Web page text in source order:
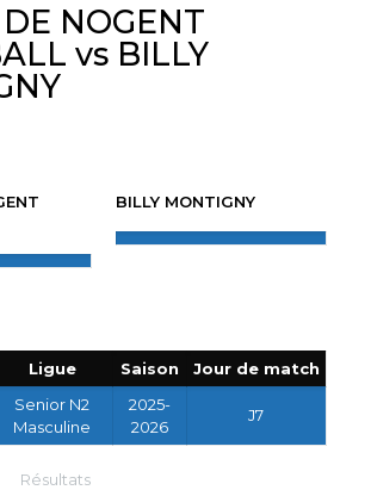
NOGENT
vs BILLY
BILLY MONTIGNY
Ligue Saison
Jour de match
Senior N2
Masculine
2025-
2026
J7
Résultats